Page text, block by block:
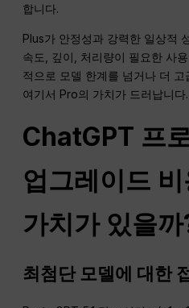
합니다.
Plus가 안정성과 강력한 일상적
속도, 깊이, 처리량이 필요한 사
적으로 모델 한계를 넘거나 더
여기서 Pro의 가치가 드러납니다.
ChatGPT 프
업그레이드
가치가 있을까
최첨단 모델에 대한